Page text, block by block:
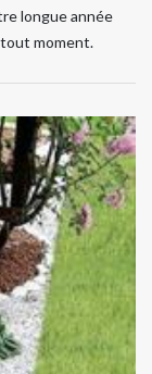
longue année
tout moment.